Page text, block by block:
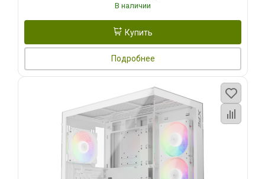
В наличии
Купить
Подробнее